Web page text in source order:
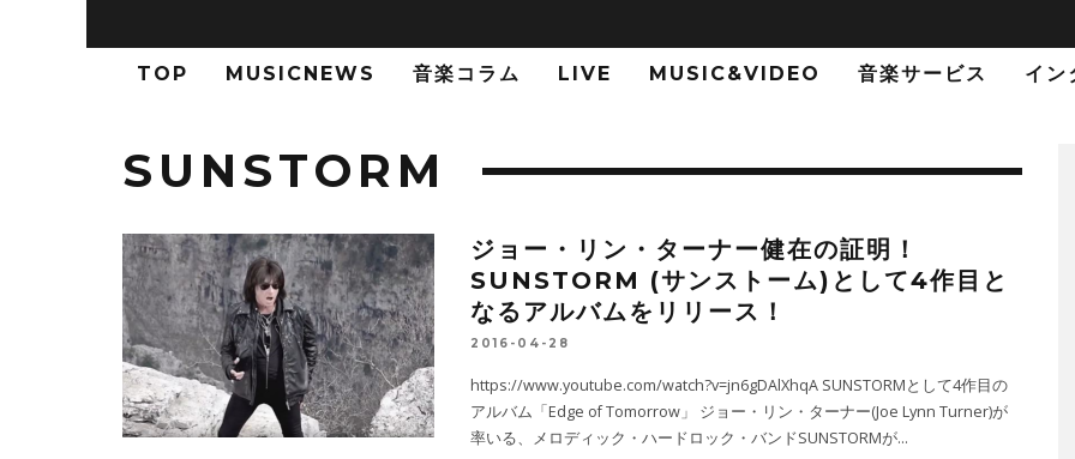
TOP MUSICNEWS 音楽コラム LIVE MUSIC&VIDEO 音楽サービス イン
SUNSTORM
ジョー・リン・ターナー健在の証明！
SUNSTORM (サンストーム)として4作目と
なるアルバムをリリース！
2016-04-28
https://www.youtube.com/watch?v=jn6gDAlXhqA SUNSTORMとして4作目の
アルバム「Edge of Tomorrow」 ジョー・リン・ターナー(Joe Lynn Turner)が
率いる、メロディック・ハードロック・バンドSUNSTORMが...